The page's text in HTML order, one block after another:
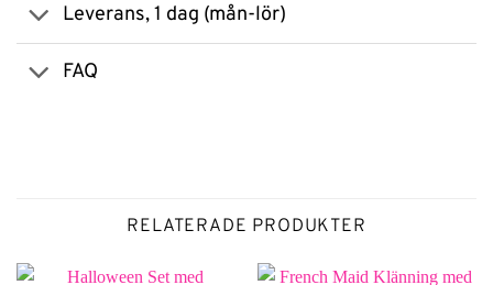
Leverans, 1 dag (mån-lör)
FAQ
RELATERADE PRODUKTER